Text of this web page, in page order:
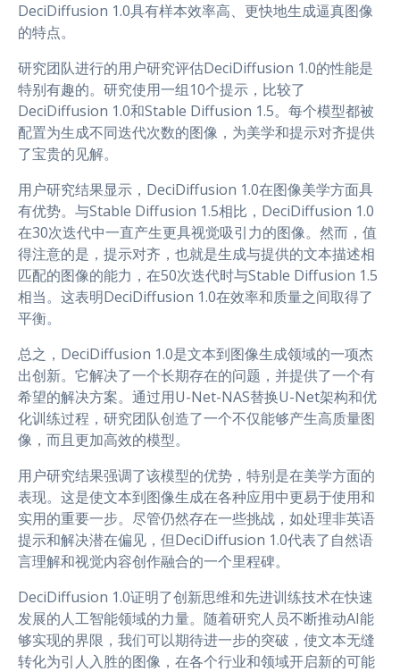
DeciDiffusion 1.0具有样本效率高、更快地生成逼真图像
的特点。
研究团队进行的用户研究评估DeciDiffusion 1.0的性能是
特别有趣的。研究使用一组10个提示，比较了
DeciDiffusion 1.0和Stable Diffusion 1.5。每个模型都被
配置为生成不同迭代次数的图像，为美学和提示对齐提供
了宝贵的见解。
用户研究结果显示，DeciDiffusion 1.0在图像美学方面具
有优势。与Stable Diffusion 1.5相比，DeciDiffusion 1.0
在30次迭代中一直产生更具视觉吸引力的图像。然而，值
得注意的是，提示对齐，也就是生成与提供的文本描述相
匹配的图像的能力，在50次迭代时与Stable Diffusion 1.5
相当。这表明DeciDiffusion 1.0在效率和质量之间取得了
平衡。
总之，DeciDiffusion 1.0是文本到图像生成领域的一项杰
出创新。它解决了一个长期存在的问题，并提供了一个有
希望的解决方案。通过用U-Net-NAS替换U-Net架构和优
化训练过程，研究团队创造了一个不仅能够产生高质量图
像，而且更加高效的模型。
用户研究结果强调了该模型的优势，特别是在美学方面的
表现。这是使文本到图像生成在各种应用中更易于使用和
实用的重要一步。尽管仍然存在一些挑战，如处理非英语
提示和解决潜在偏见，但DeciDiffusion 1.0代表了自然语
言理解和视觉内容创作融合的一个里程碑。
DeciDiffusion 1.0证明了创新思维和先进训练技术在快速
发展的人工智能领域的力量。随着研究人员不断推动AI能
够实现的界限，我们可以期待进一步的突破，使文本无缝
转化为引人入胜的图像，在各个行业和领域开启新的可能